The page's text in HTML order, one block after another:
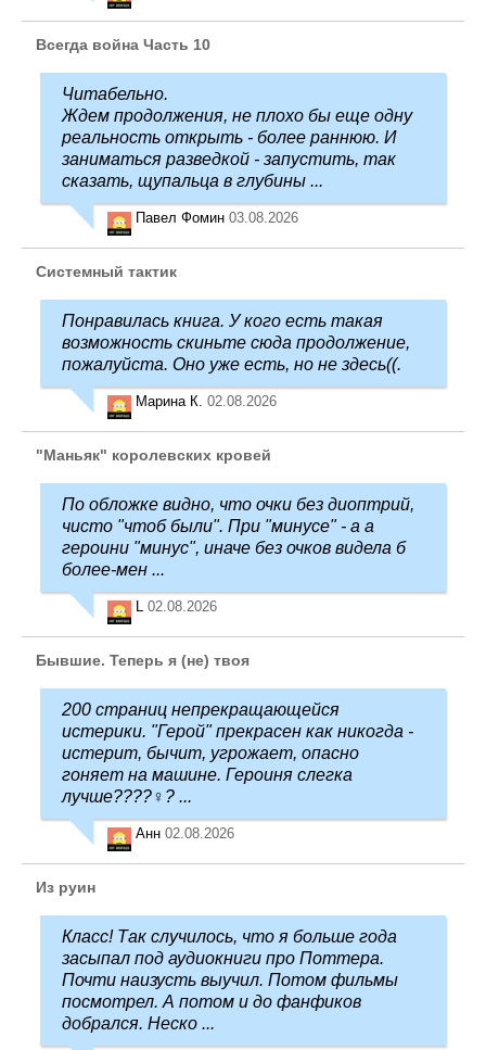
Всегда война Часть 10
Читабельно.
Ждем продолжения, не плохо бы еще одну
реальность открыть - более раннюю. И
заниматься разведкой - запустить, так
сказать, щупальца в глубины ...
Павел Фомин 03.08.2026
Системный тактик
Понравилась книга. У кого есть такая
возможность скиньте сюда продолжение,
пожалуйста. Оно уже есть, но не здесь((.
Марина К. 02.08.2026
"Маньяк" королевских кровей
По обложке видно, что очки без диоптрий,
чисто "чтоб были". При "минусе" - а а
героини "минус", иначе без очков видела б
более-мен ...
L 02.08.2026
Бывшие. Теперь я (не) твоя
200 страниц непрекращающейся
истерики. "Герой" прекрасен как никогда -
истерит, бычит, угрожает, опасно
гоняет на машине. Героиня слегка
лучше????‍♀️? ...
Анн 02.08.2026
Из руин
Класс! Так случилось, что я больше года
засыпал под аудиокниги про Поттера.
Почти наизусть выучил. Потом фильмы
посмотрел. А потом и до фанфиков
добрался. Неско ...